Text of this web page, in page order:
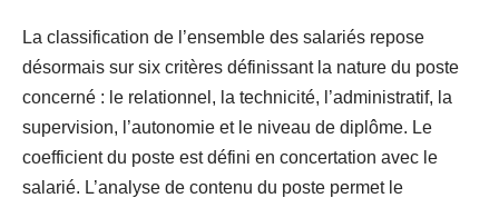
La classification de l’ensemble des salariés repose
désormais sur six critères définissant la nature du poste
concerné : le relationnel, la technicité, l’administratif, la
supervision, l’autonomie et le niveau de diplôme. Le
coefficient du poste est défini en concertation avec le
salarié. L’analyse de contenu du poste permet le